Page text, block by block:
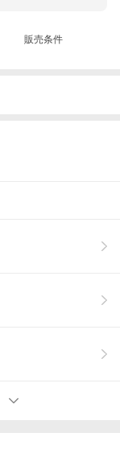
販売条件